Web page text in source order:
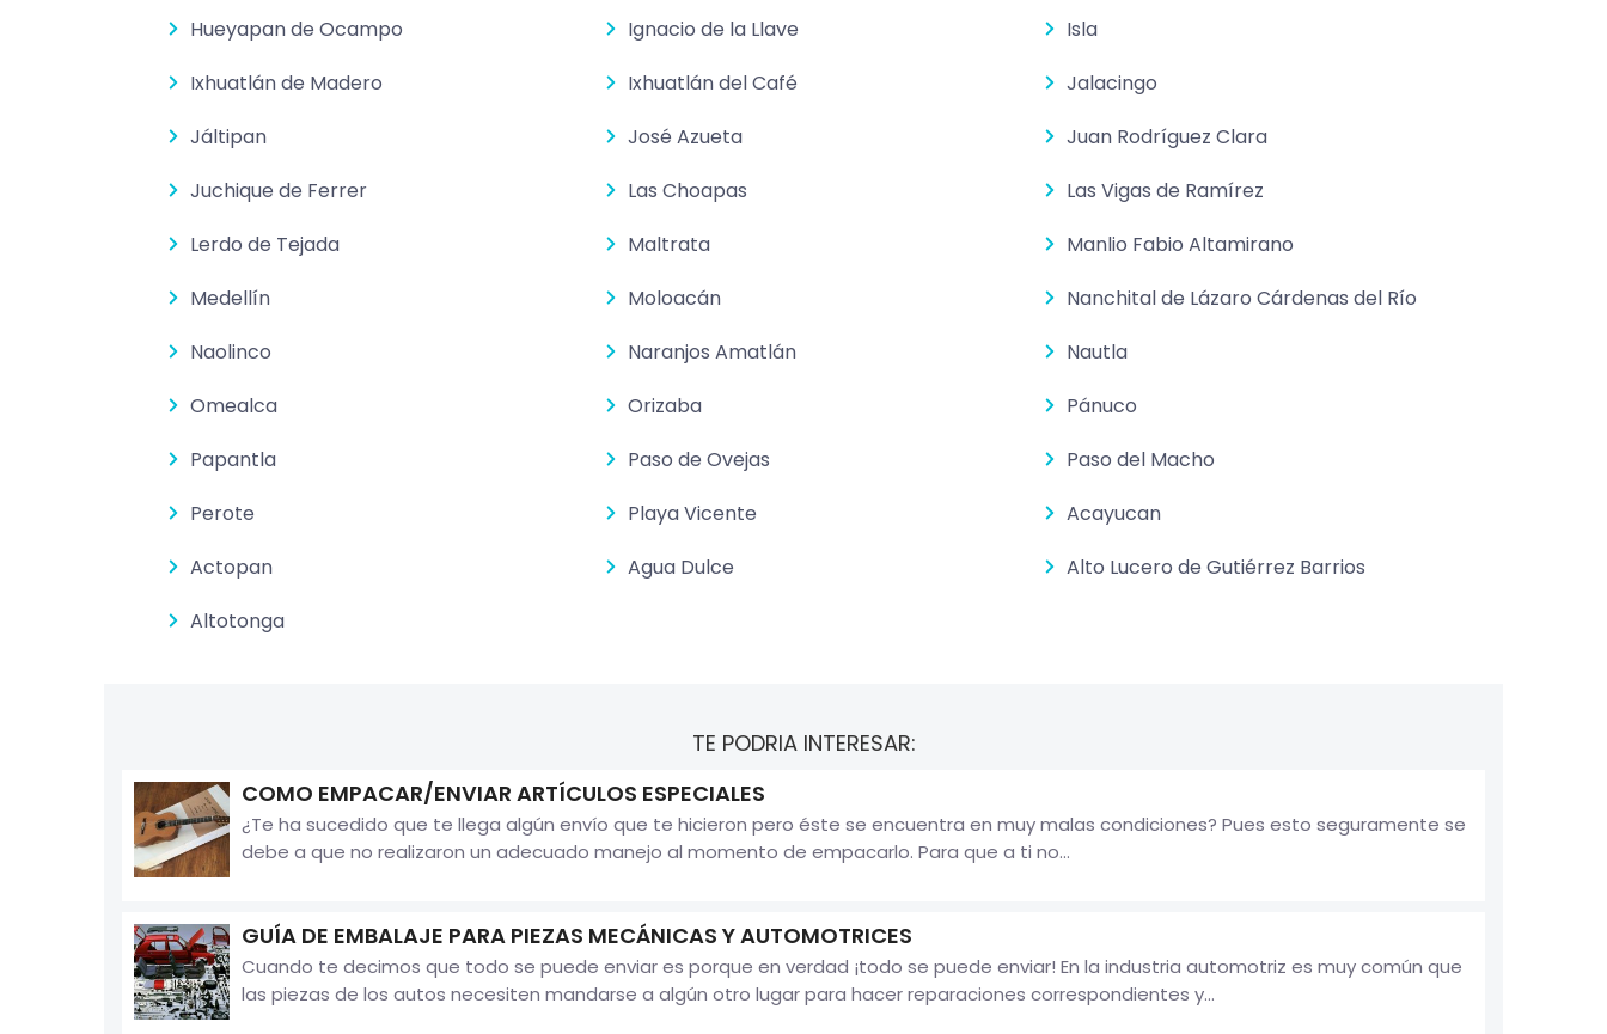
Hueyapan de Ocampo
Ignacio de la Llave
Isla
Ixhuatlán de Madero
Ixhuatlán del Café
Jalacingo
Jáltipan
José Azueta
Juan Rodríguez Clara
Juchique de Ferrer
Las Choapas
Las Vigas de Ramírez
Lerdo de Tejada
Maltrata
Manlio Fabio Altamirano
Medellín
Moloacán
Nanchital de Lázaro Cárdenas del Río
Naolinco
Naranjos Amatlán
Nautla
Omealca
Orizaba
Pánuco
Papantla
Paso de Ovejas
Paso del Macho
Perote
Playa Vicente
Acayucan
Actopan
Agua Dulce
Alto Lucero de Gutiérrez Barrios
Altotonga
TE PODRIA INTERESAR:
COMO EMPACAR/ENVIAR ARTÍCULOS ESPECIALES
¿Te ha sucedido que te llega algún envío que te hicieron pero éste se encuentra en muy malas condiciones? Pues esto seguramente se
debe a que no realizaron un adecuado manejo al momento de empacarlo. Para que a ti no...
GUÍA DE EMBALAJE PARA PIEZAS MECÁNICAS Y AUTOMOTRICES
Cuando te decimos que todo se puede enviar es porque en verdad ¡todo se puede enviar! En la industria automotriz es muy común que
las piezas de los autos necesiten mandarse a algún otro lugar para hacer reparaciones correspondientes y...